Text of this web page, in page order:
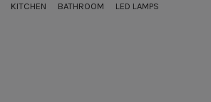
KITCHEN BATHROOM LED LAMPS